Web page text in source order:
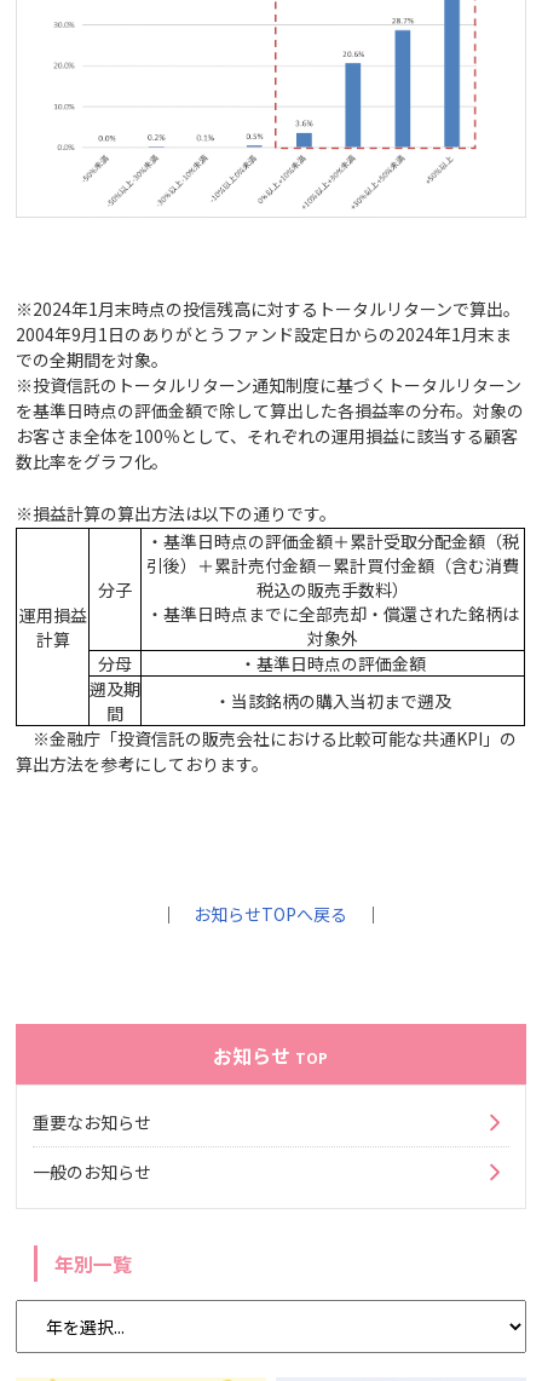
※2024年1月末時点の投信残高に対するトータルリターンで算出。
2004年9月1日のありがとうファンド設定日からの2024年1月末ま
での全期間を対象。
※投資信託のトータルリターン通知制度に基づくトータルリターン
を基準日時点の評価金額で除して算出した各損益率の分布。対象の
お客さま全体を100％として、それぞれの運用損益に該当する顧客
数比率をグラフ化。
※損益計算の算出方法は以下の通りです。
運用損益
計算
分子
・基準日時点の評価金額＋累計受取分配金額（税
引後）＋累計売付金額－累計買付金額（含む消費
税込の販売手数料）
・基準日時点までに全部売却・償還された銘柄は
対象外
分母
・基準日時点の評価金額
遡及期
間
・当該銘柄の購入当初まで遡及
※金融庁「投資信託の販売会社における比較可能な共通KPI」の
算出方法を参考にしております。
｜ お知らせTOPへ戻る ｜
お知らせ TOP
重要なお知らせ
一般のお知らせ
年別一覧